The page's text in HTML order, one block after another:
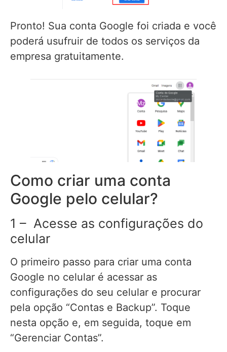
Pronto! Sua conta Google foi criada e você
poderá usufruir de todos os serviços da
empresa gratuitamente.
Como criar uma conta
Google pelo celular?
1 – Acesse as configurações do
celular
O primeiro passo para criar uma conta
Google no celular é acessar as
configurações do seu celular e procurar
pela opção “Contas e Backup”. Toque
nesta opção e, em seguida, toque em
“Gerenciar Contas”.